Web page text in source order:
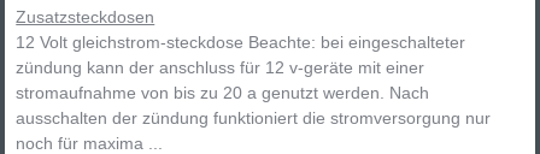
Zusatzsteckdosen
12 Volt gleichstrom-steckdose Beachte: bei eingeschalteter
zündung kann der anschluss für 12 v-geräte mit einer
stromaufnahme von bis zu 20 a genutzt werden. Nach
ausschalten der zündung funktioniert die stromversorgung nur
noch für maxima ...